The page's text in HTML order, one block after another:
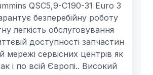
QSC5,9-C190-31 Euro 3
безперебійну роботу
легкість обслуговування
доступності запчастин
мережі сервісних центрів як
і по всій Європі.. Високий